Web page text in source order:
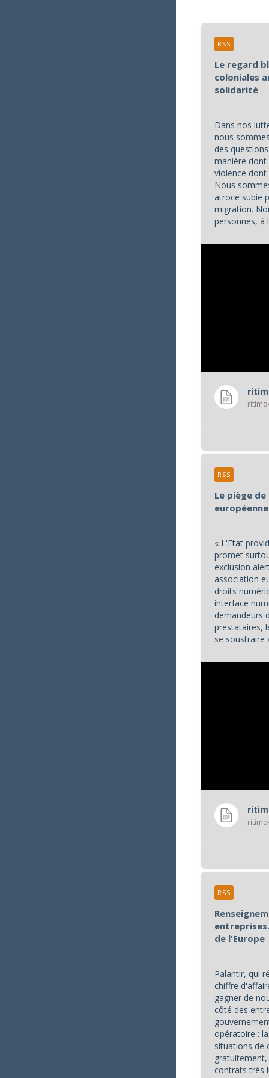
Le regard
coloniales
solidarité
Dans nos
nous
des
manière dont
violence
Nous
atroce subie
migration.
personnes, à
RSS
Le piège
européenne
« L'Etat
promet
exclusion
association
droits
interface
demandeurs
prestataires,
se soustraire
RSS
de l'Europe
Palantir, qui
chiffre
gagner de
côté des
opératoire :
situations de
gratuitement,
contrats très
RSS